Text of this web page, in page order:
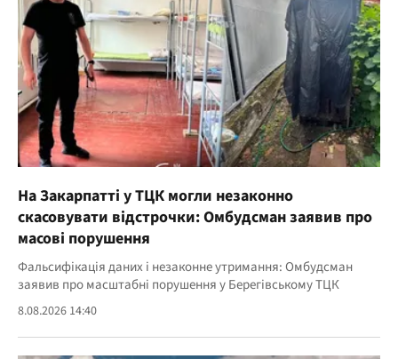
На Закарпатті у ТЦК могли незаконно
скасовувати відстрочки: Омбудсман заявив про
масові порушення
Фальсифікація даних і незаконне утримання: Омбудсман
заявив про масштабні порушення у Берегівському ТЦК
8.08.2026 14:40